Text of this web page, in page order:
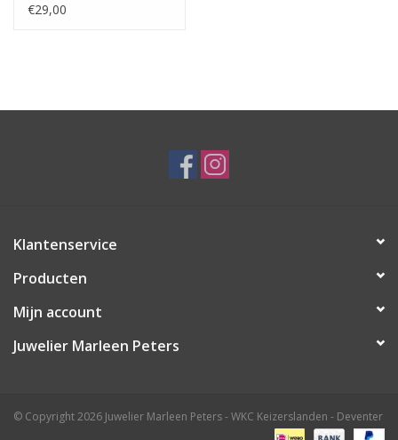
45 cm
€29,00
Klantenservice
Producten
Mijn account
Juwelier Marleen Peters
© Copyright 2026 Juwelier Marleen Peters - WKC Keizerslanden - Deventer